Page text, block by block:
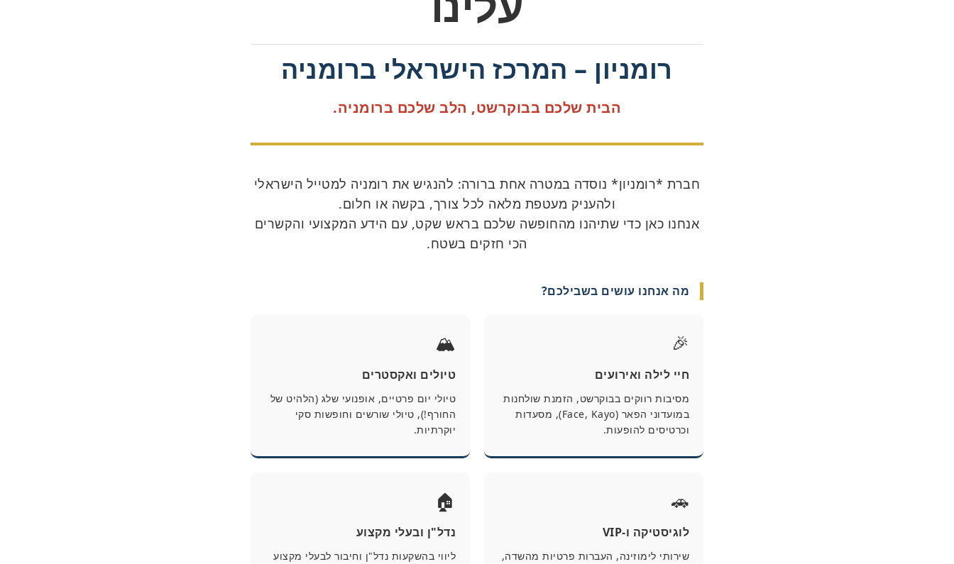
רומניון – המרכז הישראלי ברומניה
הבית שלכם בבוקרשט, הלב שלכם ברומניה.
חברת *רומניון* נוסדה במטרה אחת ברורה: להנגיש את רומניה למטייל הישראלי
ולהעניק מעטפת מלאה לכל צורך, בקשה או חלום.
אנחנו כאן כדי שתיהנו מהחופשה שלכם בראש שקט, עם הידע המקצועי והקשרים
הכי חזקים בשטח.
מה אנחנו עושים בשבילכם?
🎉
חיי לילה ואירועים
מסיבות רווקים בבוקרשט, הזמנת שולחנות
במועדוני הפאר (Face, Kayo), מסעדות
וכרטיסים להופעות.
🏔️
טיולים ואקסטרים
טיולי יום פרטיים, אופנועי שלג (הלהיט של
החורף!), טיולי שורשים וחופשות סקי
יוקרתיות.
🚗
לוגיסטיקה ו-VIP
שירותי לימוזינה, העברות פרטיות מהשדה,
🏠
נדל"ן ובעלי מקצוע
ליווי בהשקעות נדל"ן וחיבור לבעלי מקצוע